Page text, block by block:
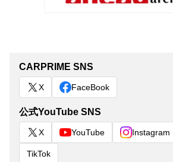
CARPRIME SNS
X FaceBook
公式YouTube SNS
X YouTube Instagram
TikTok